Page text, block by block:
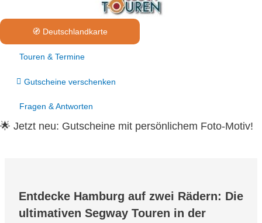
🧭 Deutschlandkarte
Touren & Termine
Gutscheine verschenken
Fragen & Antworten
🌟 Jetzt neu: Gutscheine mit persönlichem Foto-Motiv!
Entdecke Hamburg auf zwei Rädern: Die
ultimativen Segway Touren in der